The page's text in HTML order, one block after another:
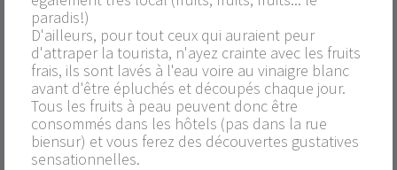
paradis!)
D'ailleurs, pour tout ceux qui auraient peur
d'attraper la tourista, n'ayez crainte avec les fruits
frais, ils sont lavés à l'eau voire au vinaigre blanc
avant d'être épluchés et découpés chaque jour.
Tous les fruits à peau peuvent donc être
consommés dans les hôtels (pas dans la rue
biensur) et vous ferez des découvertes gustatives
sensationnelles.